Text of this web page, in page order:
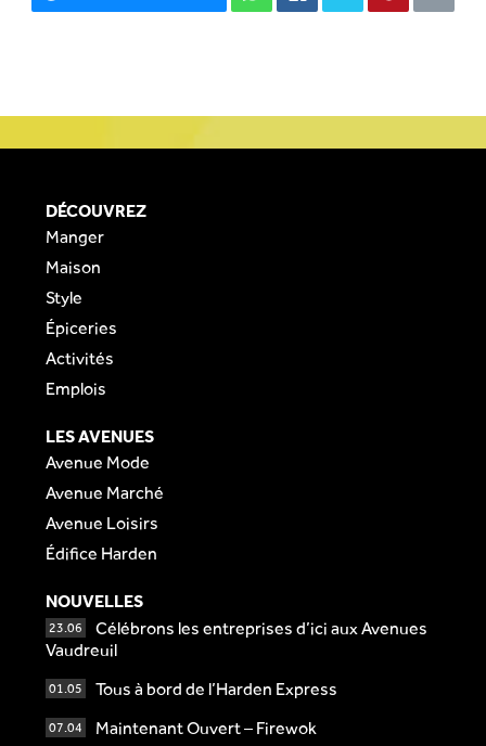
DÉCOUVREZ
Manger
Maison
Style
Épiceries
Activités
Emplois
LES AVENUES
Avenue Mode
Avenue Marché
Avenue Loisirs
Édifice Harden
NOUVELLES
23.06
Célébrons les entreprises d’ici aux Avenues
Vaudreuil
01.05 Tous à bord de l’Harden Express
07.04 Maintenant Ouvert – Firewok